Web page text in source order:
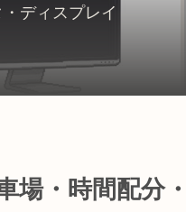
ディスプレイ
場・時間配分